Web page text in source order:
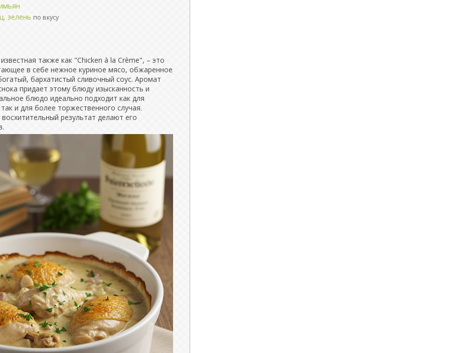
зелень по вкусу
также как "Chicken à la Crème", – это
в себе нежное куриное мясо, обжаренное
бархатистый сливочный соус. Аромат
придает этому блюду изысканность и
блюдо идеально подходит как для
и для более торжественного случая.
результат делают его